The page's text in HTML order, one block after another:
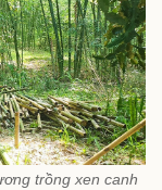
trồng xen canh